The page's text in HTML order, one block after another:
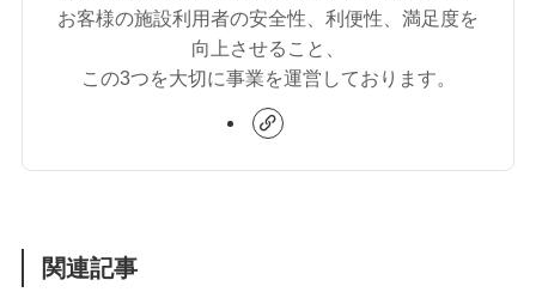
お客様の施設利用者の安全性、利便性、満足度を
向上させること、
この3つを大切に事業を運営しております。
関連記事